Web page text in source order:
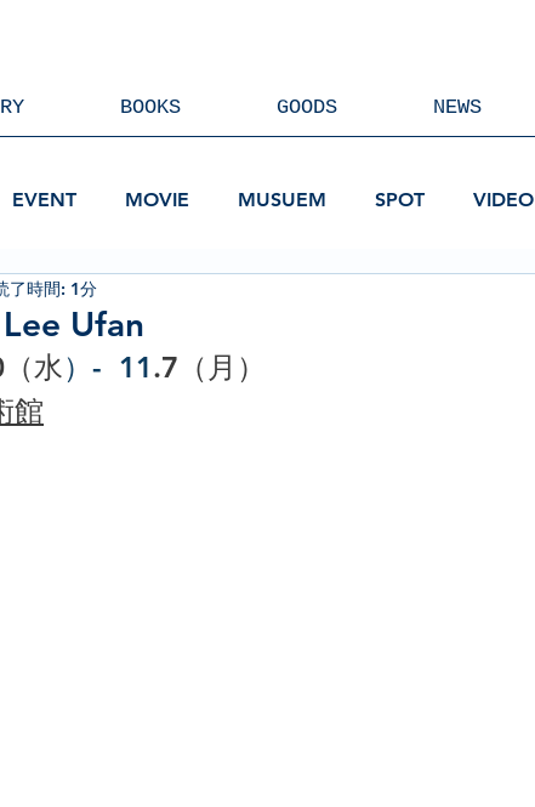
BOOKS GOODS NEWS
EVENT MOVIE MUSUEM SPOT VIDEO
Ufan
了時間: 1分
水）-  11.7（月）
館